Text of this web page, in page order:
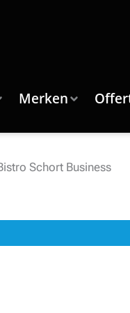
Merken
Schort Business